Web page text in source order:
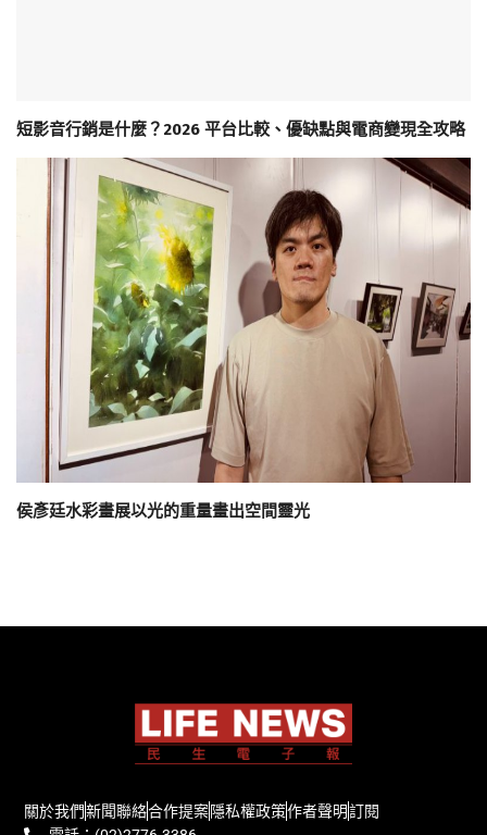
短影音行銷是什麼？2026 平台比較、優缺點與電商變現全攻略
侯彥廷水彩畫展以光的重量畫出空間靈光
關於我們新聞聯絡合作提案隱私權政策作者聲明訂閱